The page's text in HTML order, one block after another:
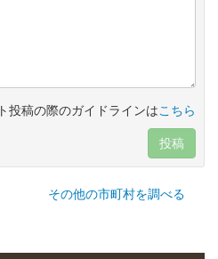
投稿の際のガイドラインはこちら
投稿
その他の市町村を調べる